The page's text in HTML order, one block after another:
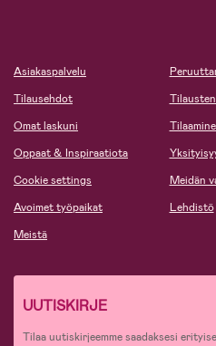
Asiakaspalvelu
Tilausehdot
Omat laskuni
Oppaat & Inspiraatiota
Cookie settings
Avoimet työpaikat
Meistä
Meidän
Lehdistö
UUTISKIRJE
Tilaa uutiskirjeemme saadaksesi